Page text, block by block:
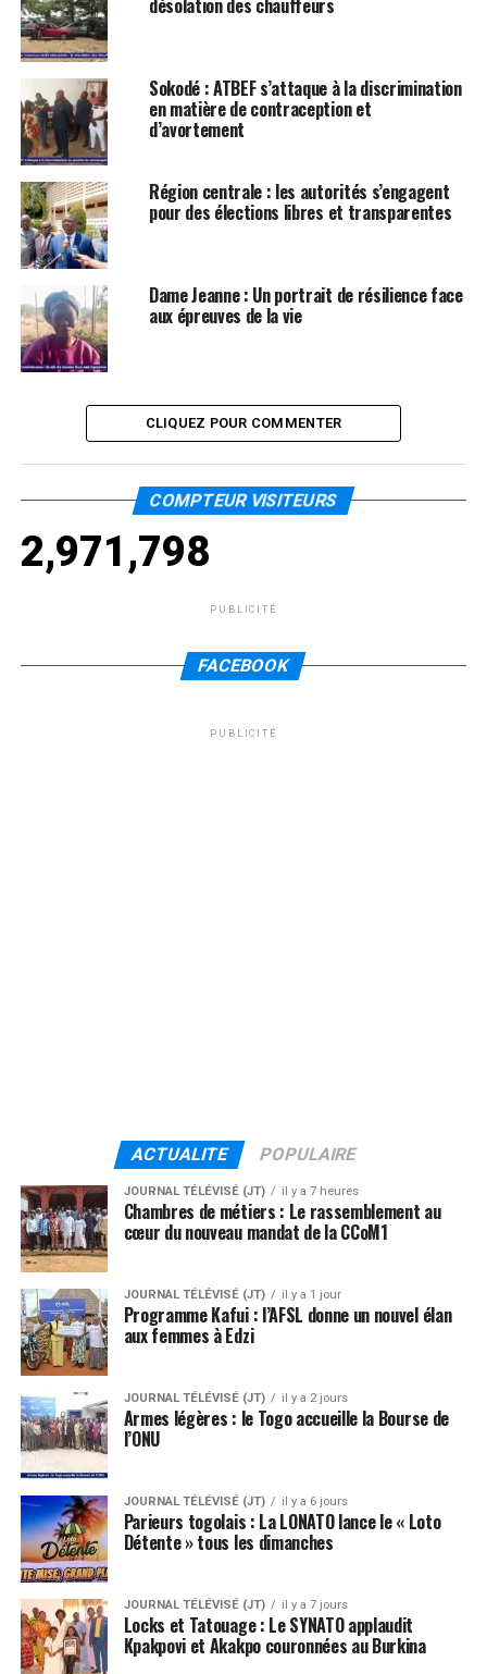
Sokodé : ATBEF s’attaque à la discrimination
en matière de contraception et
d’avortement
Région centrale : les autorités s’engagent
pour des élections libres et transparentes
Dame Jeanne : Un portrait de résilience face
aux épreuves de la vie
CLIQUEZ POUR COMMENTER
COMPTEUR VISITEURS
2,971,798
PUBLICITÉ
FACEBOOK
PUBLICITÉ
ACTUALITE POPULAIRE
JOURNAL TÉLÉVISÉ (JT) il y a 7 heures
Chambres de métiers : Le rassemblement au
cœur du nouveau mandat de la CCoM1
JOURNAL TÉLÉVISÉ (JT) il y a 1 jour
Programme Kafui : l’AFSL donne un nouvel élan
aux femmes à Edzi
JOURNAL TÉLÉVISÉ (JT) il y a 2 jours
Armes légères : le Togo accueille la Bourse de
l’ONU
JOURNAL TÉLÉVISÉ (JT) il y a 6 jours
Parieurs togolais : La LONATO lance le « Loto
Détente » tous les dimanches
JOURNAL TÉLÉVISÉ (JT) il y a 7 jours
Locks et Tatouage : Le SYNATO applaudit
Kpakpovi et Akakpo couronnées au Burkina